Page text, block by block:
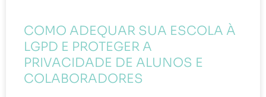
COMO ADEQUAR SUA ESCOLA À
LGPD E PROTEGER A
PRIVACIDADE DE ALUNOS E
COLABORADORES